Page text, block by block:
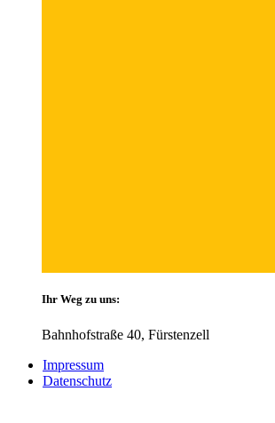
Ihr Weg zu uns:
Bahnhofstraße 40, Fürstenzell
Impressum
Datenschutz